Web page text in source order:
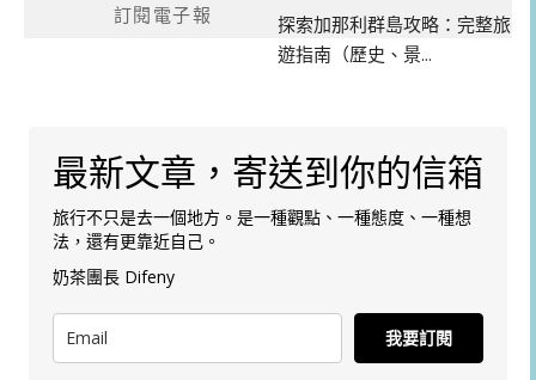
探索加那利群島攻略：完整旅
遊指南（歷史、景...
訂閱電子報
最新文章，寄送到你的信箱
旅行不只是去一個地方。是一種觀點、一種態度、一種想
法，還有更靠近自己。
奶茶團長 Difeny
我要訂閱